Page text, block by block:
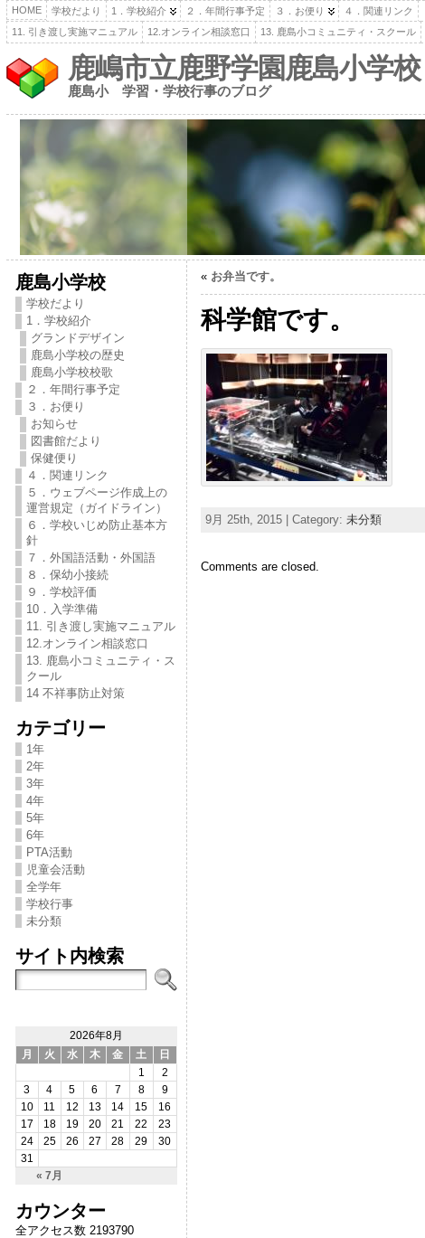
HOME 学校だより 1．学校紹介 ２．年間行事予定 ３．お便り ４．関連リンク
11. 引き渡し実施マニュアル
12.オンライン相談窓口 13. 鹿島小コミュニティ・スクール
鹿嶋市立鹿野学園鹿島小学校
鹿島小 学習・学校行事のブログ
鹿島小学校
学校だより
1．学校紹介
グランドデザイン
鹿島小学校の歴史
鹿島小学校校歌
２．年間行事予定
３．お便り
お知らせ
図書館だより
保健便り
４．関連リンク
５．ウェブページ作成上の
運営規定（ガイドライン）
６．学校いじめ防止基本方
針
７．外国語活動・外国語
８．保幼小接続
９．学校評価
10．入学準備
11. 引き渡し実施マニュアル
12.オンライン相談窓口
13. 鹿島小コミュニティ・ス
クール
14 不祥事防止対策
カテゴリー
1年
2年
3年
4年
5年
6年
PTA活動
児童会活動
全学年
学校行事
未分類
サイト内検索
2026年8月
月
火 水 木 金 土 日
« 7月
1
2
3
4 5 6 7 8
9
10
11 12 13 14 15
16
17
18 19 20 21 22
23
24
25 26 27 28 29
30
31
カウンター
全アクセス数 2193790
« お弁当です。
科学館です。
9月 25th, 2015 | Category: 未分類
Comments are closed.